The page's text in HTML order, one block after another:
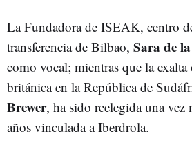
La Fundadora de ISEAK, centro
transferencia de Bilbao, Sara de
como vocal; mientras que la
británica en la República de
Brewer, ha sido reelegida una vez
años vinculada a Iberdrola.